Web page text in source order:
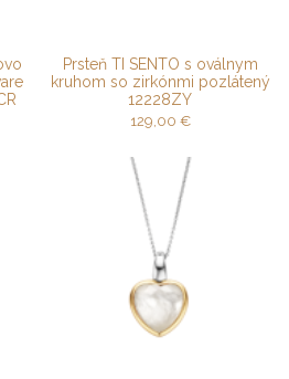
Prsteň TI SENTO s oválnym
kruhom so zirkónmi pozlátený
12228ZY
129,00 €